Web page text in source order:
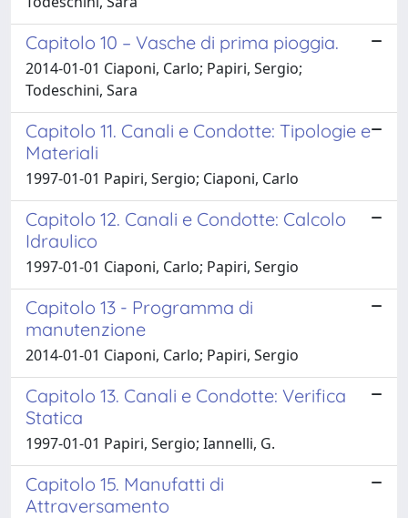
Capitolo 10 – Vasche di prima pioggia.
2014-01-01 Ciaponi, Carlo; Papiri, Sergio;
Todeschini, Sara
Capitolo 11. Canali e Condotte: Tipologie e
Materiali
1997-01-01 Papiri, Sergio; Ciaponi, Carlo
Capitolo 12. Canali e Condotte: Calcolo
Idraulico
1997-01-01 Ciaponi, Carlo; Papiri, Sergio
Capitolo 13 - Programma di
manutenzione
2014-01-01 Ciaponi, Carlo; Papiri, Sergio
Capitolo 13. Canali e Condotte: Verifica
Statica
1997-01-01 Papiri, Sergio; Iannelli, G.
Capitolo 15. Manufatti di
Attraversamento